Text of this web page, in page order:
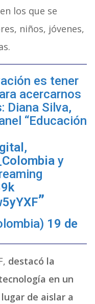
los que se
niños, jóvenes,
es tener
acercarnos
Diana Silva,
“Educación
,
y
19 de
destacó la
en un
de aislar a